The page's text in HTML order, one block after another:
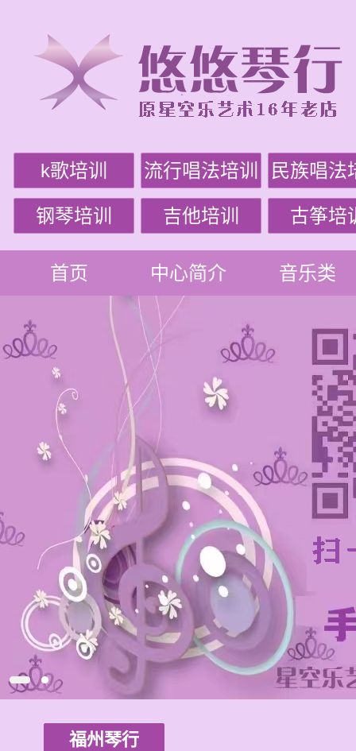
k歌培训 流行唱法培训 民族唱法
钢琴培训 吉他培训 古筝培
首页 中心简介 音乐类
福州琴行